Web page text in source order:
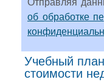
об обработке
Учебный
стоимости